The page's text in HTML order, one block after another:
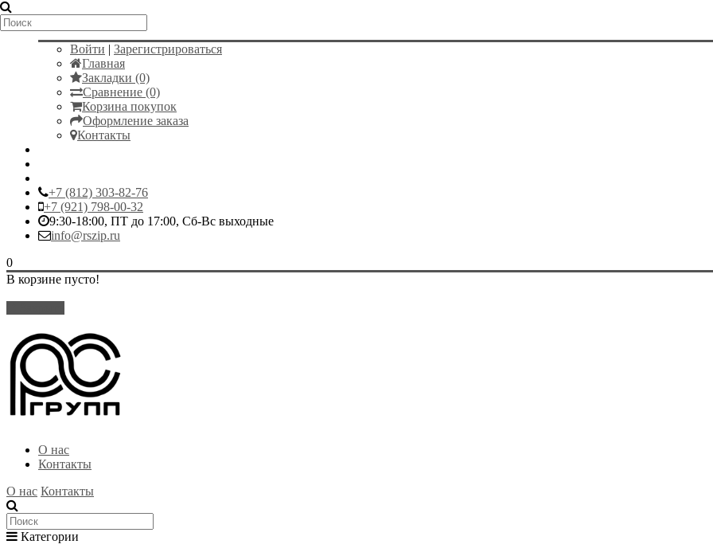
Мой аккаунт
Войти | Зарегистрироваться
Главная
Закладки (0)
Сравнение (0)
Корзина покупок
Оформление заказа
Контакты
+7 (812) 303-82-76
+7 (921) 798-00-32
9:30-18:00, ПТ до 17:00, Сб-Вс выходные
info@rszip.ru
0
В корзине пусто!
О нас
Контакты
О нас Контакты
Категории